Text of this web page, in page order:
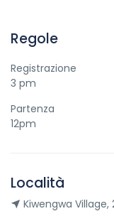
Regole
Registrazione
3 pm
Partenza
12pm
Località
Kiwengwa Village,